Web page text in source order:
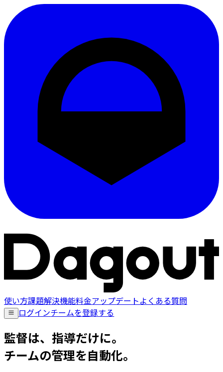
使い方課題解決機能料金アップデート よくある質問
ログインチームを登録する
監督は、指導だけに。
チームの管理を自動化。